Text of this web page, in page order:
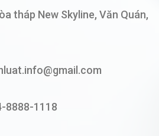
tháp New Skyline, Văn Quán,
8888-1118